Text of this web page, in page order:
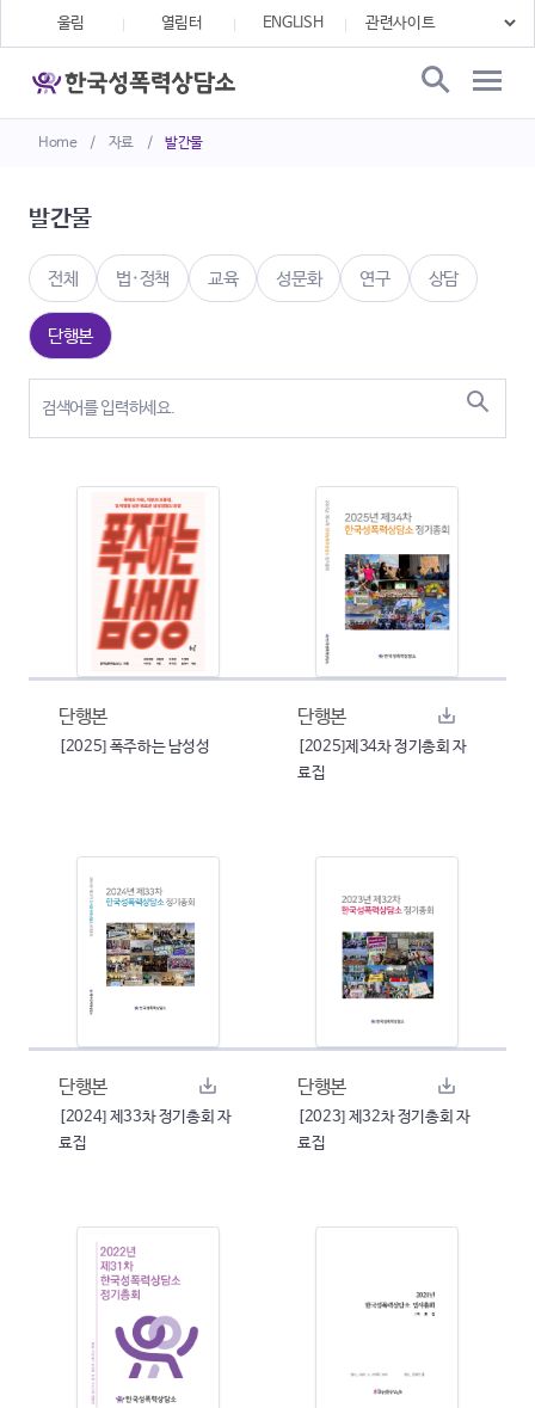
Home / 자료 / 발간물
울림 열림터 ENGLISH
발간물
전체 법·정책 교육 성문화 연구 상담
단행본
단행본
[2025] 폭주하는 남성성
단행본
[2025]제34차 정기총회 자
료집
단행본
[2024] 제33차 정기총회 자
료집
단행본
[2023] 제32차 정기총회 자
료집